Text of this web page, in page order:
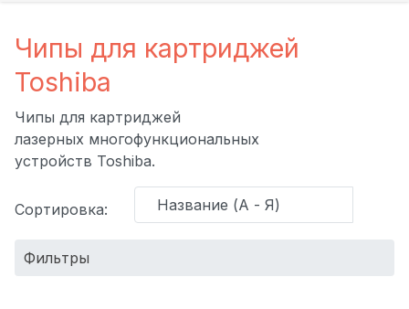
Чипы для картриджей
Toshiba
Чипы для картриджей
лазерных многофункциональных
устройств Toshiba.
Сортировка:
Фильтры